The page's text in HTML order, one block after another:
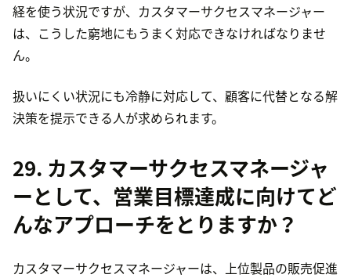
経を使う状況ですが、カスタマーサクセスマネージャー
は、こうした窮地にもうまく対応できなければなりませ
ん。
扱いにくい状況にも冷静に対応して、顧客に代替となる解
決策を提示できる人が求められます。
29. カスタマーサクセスマネージャ
ーとして、営業目標達成に向けてど
んなアプローチをとりますか？
カスタマーサクセスマネージャーは、上位製品の販売促進